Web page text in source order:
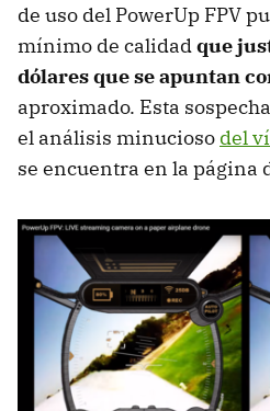
de uso del PowerUp FPV
mínimo de calidadque
dólares que se apuntan
aproximado. Esta
el análisis minucioso del
se encuentra en la página